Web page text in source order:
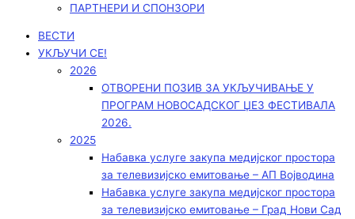
ПАРТНЕРИ И СПОНЗОРИ
ВЕСТИ
УКЉУЧИ СЕ!
2026
ОТВОРЕНИ ПОЗИВ ЗА УКЉУЧИВАЊЕ У
ПРОГРАМ НОВОСАДСКОГ ЏЕЗ ФЕСТИВАЛА
2026.
2025
Набавка услуге закупа медијског простора
за телевизијско емитовање – АП Војводинa
Набавка услуге закупа медијског простора
за телевизијско емитовање – Град Нови Сад